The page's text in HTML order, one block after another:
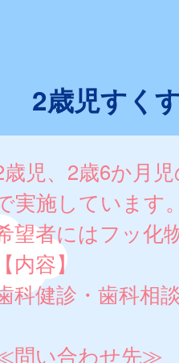
2歳児すく
歳児、2歳6か月
実施しています。
望者にはフッ化
【内容】
科健診・歯科相
問い合わせ先≫